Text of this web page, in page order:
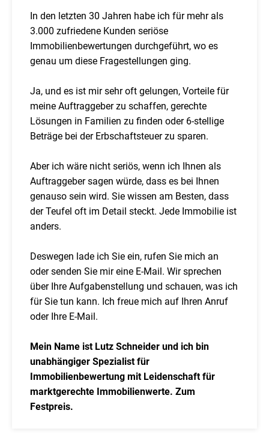
In den letzten 30 Jahren habe ich für mehr als
3.000 zufriedene Kunden seriöse
Immobilienbewertungen durchgeführt, wo es
genau um diese Fragestellungen ging.
Ja, und es ist mir sehr oft gelungen, Vorteile für
meine Auftraggeber zu schaffen, gerechte
Lösungen in Familien zu finden oder 6-stellige
Beträge bei der Erbschaftsteuer zu sparen.
Aber ich wäre nicht seriös, wenn ich Ihnen als
Auftraggeber sagen würde, dass es bei Ihnen
genauso sein wird. Sie wissen am Besten, dass
der Teufel oft im Detail steckt. Jede Immobilie ist
anders.
Deswegen lade ich Sie ein, rufen Sie mich an
oder senden Sie mir eine E-Mail. Wir sprechen
über Ihre Aufgabenstellung und schauen, was ich
für Sie tun kann. Ich freue mich auf Ihren Anruf
oder Ihre E-Mail.
Mein Name ist Lutz Schneider und ich bin
unabhängiger Spezialist für
Immobilienbewertung mit Leidenschaft für
marktgerechte Immobilienwerte. Zum
Festpreis.